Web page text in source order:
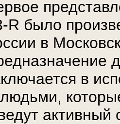
R было
в
в
активный